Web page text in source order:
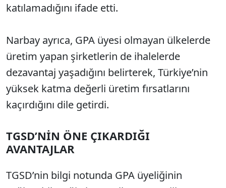
katılamadığını ifade etti.
Narbay ayrıca, GPA üyesi olmayan ülkelerde
üretim yapan şirketlerin de ihalelerde
dezavantaj yaşadığını belirterek, Türkiye’nin
yüksek katma değerli üretim fırsatlarını
kaçırdığını dile getirdi.
TGSD’NİN ÖNE ÇIKARDIĞI
AVANTAJLAR
TGSD’nin bilgi notunda GPA üyeliğinin